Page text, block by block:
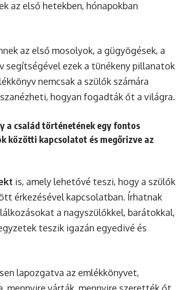
az első hetekben, hónapokban
az első mosolyok, a gügyögések, a
segítségével ezek a tünékeny pillanatok
nemcsak a szülők számára
hogyan fogadták őt a világra.
a család történetének egy fontos
közötti kapcsolatot és megőrizve az
is, amely lehetővé teszi, hogy a szülők
érkezésével kapcsolatban. Írhatnak
a nagyszülőkkel, barátokkal,
teszik igazán egyedivé és
lapozgatva az emlékkönyvet,